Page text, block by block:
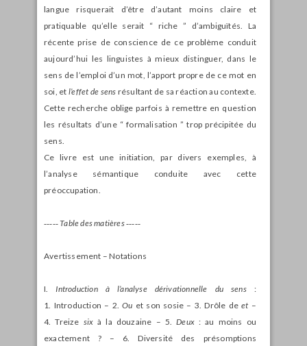
langue risquerait d’être d’autant moins claire et
pratiquable qu’elle serait “ riche ” d’ambiguïtés. La
récente prise de conscience de ce problème conduit
aujourd’hui les linguistes à mieux distinguer, dans le
sens de l’emploi d’un mot, l’apport propre de ce mot en
soi, et l’effet de sens résultant de sa réaction au contexte.
Cette recherche oblige parfois à remettre en question
les résultats d’une “ formalisation ” trop précipitée du
sens.
Ce livre est une initiation, par divers exemples, à
l’analyse sémantique conduite avec cette
préoccupation.
‑‑‑‑‑Table des matières ‑‑‑‑‑
Avertissement – Notations
I.Introduction à l’analyse dérivationnelle du sens :
1. Introduction – 2.Ou et son sosie – 3. Drôle deet –
4. Treize six à la douzaine – 5.Deux : au moins ou
exactement ? – 6. Diversité des présomptions